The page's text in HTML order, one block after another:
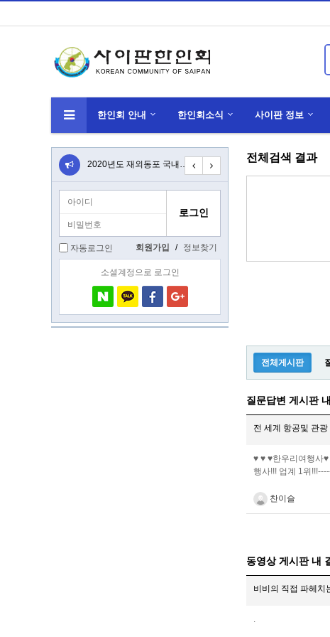
한인회 안내 한인회소식 사이판 정보
전체검색 결과
전체게시판
질문답변 게시판
전 세계 항공및 관
♥ ♥ ♥한우리여행사
행사!!! 업계 1위
찬이슬
동영상 게시판 내
비비의 직접 파헤치
선천적 복수 국적자 국적선택신고 안내 2020년도 재외동포 국내교유과정(K-HED… 코로나 바이러스(우한 폐렴) 관련 안전공지 2020년
자동로그인 회원가입 / 정보찾기
소셜계정으로 로그인